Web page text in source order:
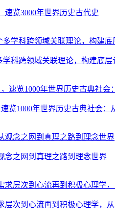
速览3000年世界历史古代史
科跨领域关联理论，构建底
览1000年世界历史古典社会
念之网到真理之路到理念世界
次到心流再到积极心理学，